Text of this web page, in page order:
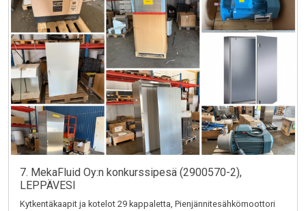
7. MekaFluid Oy:n konkurssipesä (2900570-2),
LEPPÄVESI
Kytkentäkaapit ja kotelot 29 kappaletta, Pienjännitesähkömoottori